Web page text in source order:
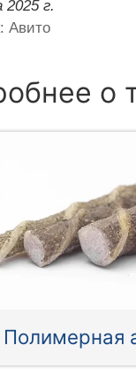
г.
Авито
о
Полимерная